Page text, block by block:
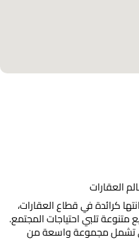
العقارات
كرائدة في قطاع العقارات،
متنوعة تلبي احتياجات المجتمع.
تشمل مجموعة واسعة من